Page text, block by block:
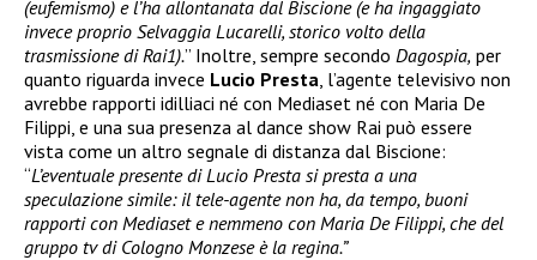
(eufemismo) e l’ha allontanata dal Biscione (e ha ingaggiato
invece proprio Selvaggia Lucarelli, storico volto della
trasmissione di Rai1).” Inoltre, sempre secondo Dagospia, per
quanto riguarda invece Lucio Presta , l’agente televisivo non
avrebbe rapporti idilliaci né con Mediaset né con Maria De
Filippi, e una sua presenza al dance show Rai può essere
vista come un altro segnale di distanza dal Biscione:
“L’eventuale presente di Lucio Presta si presta a una
speculazione simile: il tele-agente non ha, da tempo, buoni
rapporti con Mediaset e nemmeno con Maria De Filippi, che del
gruppo tv di Cologno Monzese è la regina.”